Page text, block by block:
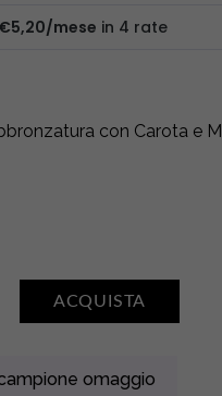
con Carota e
ACQUISTA
omaggio